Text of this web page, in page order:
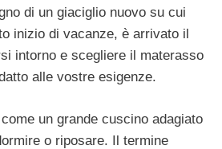
di un giaciglio nuovo su cui
inizio di vacanze, è arrivato il
intorno e scegliere il materasso
alle vostre esigenze.
un grande cuscino adagiato
o riposare. Il termine